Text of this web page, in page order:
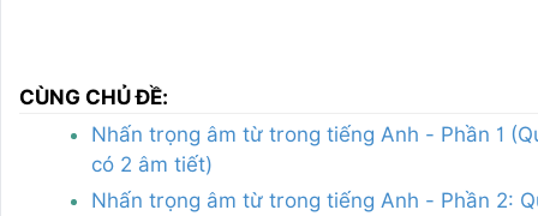
CÙNG CHỦ ĐỀ:
Nhấn trọng âm từ trong tiếng Anh - Phần 1
có 2 âm tiết)
Nhấn trọng âm từ trong tiếng Anh - Phần 2: